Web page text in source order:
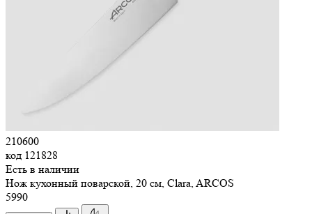
210600
код 121828
Есть в наличии
Нож кухонный поварской, 20 см, Clara, ARCOS
5990